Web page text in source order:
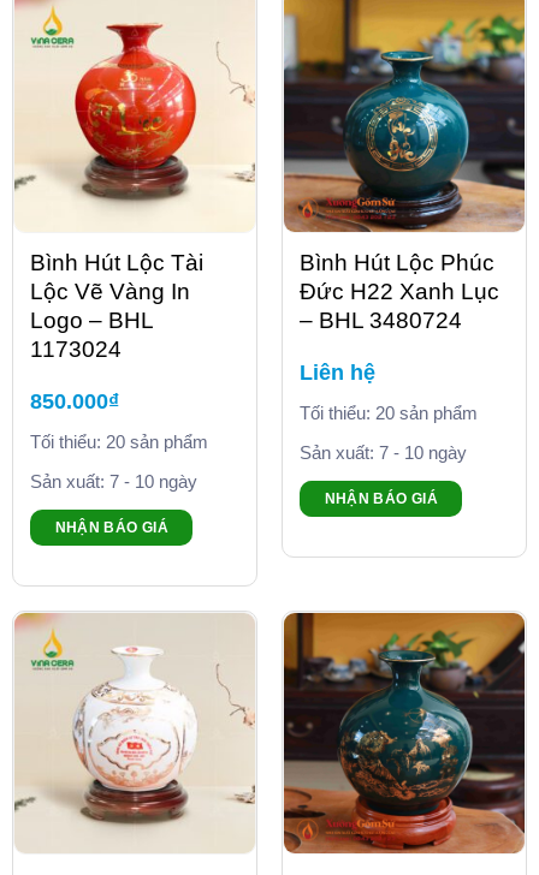
Bình Hút Lộc Tài
Lộc Vẽ Vàng In
Logo – BHL
1173024
850.000₫
Tối thiểu: 20 sản phẩm
Sản xuất: 7 - 10 ngày
NHẬN BÁO GIÁ
Bình Hút Lộc Phúc
Đức H22 Xanh Lục
– BHL 3480724
Liên hệ
Tối thiểu: 20 sản phẩm
Sản xuất: 7 - 10 ngày
NHẬN BÁO GIÁ